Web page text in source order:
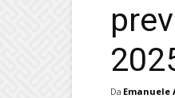
Da Emanuele